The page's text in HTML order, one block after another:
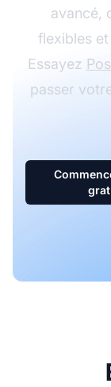
avancé,
flexibles
Essayez
passer